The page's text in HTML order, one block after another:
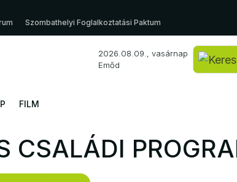
Szombathelyi Foglalkoztatási Paktum
2026.08.09., vasárnap
Emőd
FILM
CSALÁDI